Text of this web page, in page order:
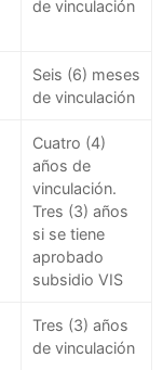
de vinculación
Seis (6) meses
de vinculación
Cuatro (4)
años de
vinculación.
Tres (3) años
si se tiene
aprobado
subsidio VIS
Tres (3) años
de vinculación